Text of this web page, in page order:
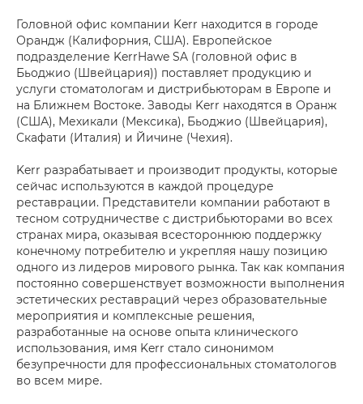
Головной офис компании Kerr находится в городе
Орандж (Калифорния, США). Европейское
подразделение KerrHawe SA (головной офис в
Бьоджио (Швейцария)) поставляет продукцию и
услуги стоматологам и дистрибьюторам в Европе и
на Ближнем Востоке. Заводы Kerr находятся в Оранж
(США), Мехикали (Мексика), Бьоджио (Швейцария),
Скафати (Италия) и Йичине (Чехия).
Kerr разрабатывает и производит продукты, которые
сейчас используются в каждой процедуре
реставрации. Представители компании работают в
тесном сотрудничестве с дистрибьюторами во всех
странах мира, оказывая всестороннюю поддержку
конечному потребителю и укрепляя нашу позицию
одного из лидеров мирового рынка. Так как компания
постоянно совершенствует возможности выполнения
эстетических реставраций через образовательные
мероприятия и комплексные решения,
разработанные на основе опыта клинического
использования, имя Kerr стало синонимом
безупречности для профессиональных стоматологов
во всем мире.